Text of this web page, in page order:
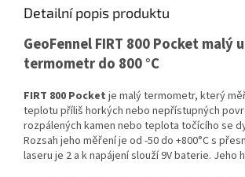
Detailní popis produktu
GeoFennel FIRT 800 Pocket malý
termometr do 800 °C
FIRT 800 Pocket je malý termometr, který
teplotu příliš horkých nebo nepřístupných
rozpálených kamen nebo teplota točícího se
Rozsah jeho měření je od -50 do +800°C s
laseru je 2 a k napájení slouží 9V baterie. Jeho